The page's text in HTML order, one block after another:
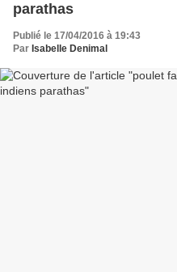
parathas
Publié le 17/04/2016 à 19:43
Par Isabelle Denimal